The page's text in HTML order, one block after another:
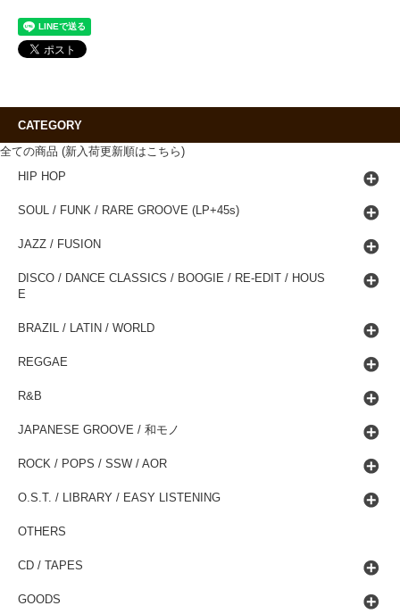
CATEGORY
全ての商品 (新入荷更新順はこちら)
HIP HOP
SOUL / FUNK / RARE GROOVE (LP+45s)
JAZZ / FUSION
DISCO / DANCE CLASSICS / BOOGIE / RE-EDIT / HOUS
E
BRAZIL / LATIN / WORLD
REGGAE
R&B
JAPANESE GROOVE / 和モノ
ROCK / POPS / SSW / AOR
O.S.T. / LIBRARY / EASY LISTENING
OTHERS
CD / TAPES
GOODS